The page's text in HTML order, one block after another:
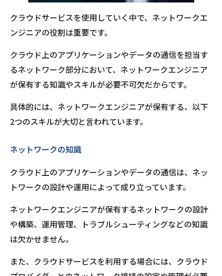
クラウドサービスを使用していく中で、ネットワークエ
ンジニアの役割は重要です。
クラウド上のアプリケーションやデータの通信を担当す
るネットワーク部分において、ネットワークエンジニア
が保有する知識やスキルが必要不可欠だからです。
具体的には、ネットワークエンジニアが保有する、以下
2つのスキルが大切と言われています。
ネットワークの知識
クラウド上のアプリケーションやデータの通信は、ネッ
トワークの設計や運用によって成り立っています。
ネットワークエンジニアが保有するネットワークの設計
や構築、運用管理、トラブルシューティングなどの知識
は欠かせません。
また、クラウドサービスを利用する場合には、クラウド